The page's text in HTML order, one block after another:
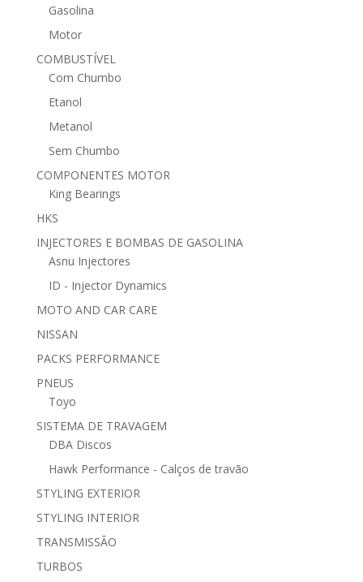
Gasolina
Motor
COMBUSTÍVEL
Com Chumbo
Etanol
Metanol
Sem Chumbo
COMPONENTES MOTOR
King Bearings
HKS
INJECTORES E BOMBAS DE GASOLINA
Asnu Injectores
ID - Injector Dynamics
MOTO AND CAR CARE
NISSAN
PACKS PERFORMANCE
PNEUS
Toyo
SISTEMA DE TRAVAGEM
DBA Discos
Hawk Performance - Calços de travão
STYLING EXTERIOR
STYLING INTERIOR
TRANSMISSÃO
TURBOS